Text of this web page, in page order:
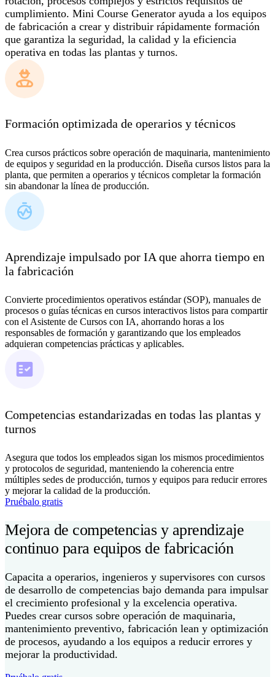
cumplimiento. Mini Course Generator ayuda a los equipos
de fabricación a crear y distribuir rápidamente formación
que garantiza la seguridad, la calidad y la eficiencia
operativa en todas las plantas y turnos.
Formación optimizada de operarios y técnicos
Crea cursos prácticos sobre operación de maquinaria, mantenimiento
de equipos y seguridad en la producción. Diseña cursos listos para la
planta, que permiten a operarios y técnicos completar la formación
sin abandonar la línea de producción.
Aprendizaje impulsado por IA que ahorra tiempo en
la fabricación
Convierte procedimientos operativos estándar (SOP), manuales de
procesos o guías técnicas en cursos interactivos listos para compartir
con el Asistente de Cursos con IA, ahorrando horas a los
responsables de formación y garantizando que los empleados
adquieran competencias prácticas y aplicables.
Competencias estandarizadas en todas las plantas y
turnos
Asegura que todos los empleados sigan los mismos procedimientos
y protocolos de seguridad, manteniendo la coherencia entre
múltiples sedes de producción, turnos y equipos para reducir errores
y mejorar la calidad de la producción.
Pruébalo gratis
Mejora de competencias y aprendizaje
continuo para equipos de fabricación
Capacita a operarios, ingenieros y supervisores con cursos
de desarrollo de competencias bajo demanda para impulsar
el crecimiento profesional y la excelencia operativa.
Puedes crear cursos sobre operación de maquinaria,
mantenimiento preventivo, fabricación lean y optimización
de procesos, ayudando a los equipos a reducir errores y
mejorar la productividad.